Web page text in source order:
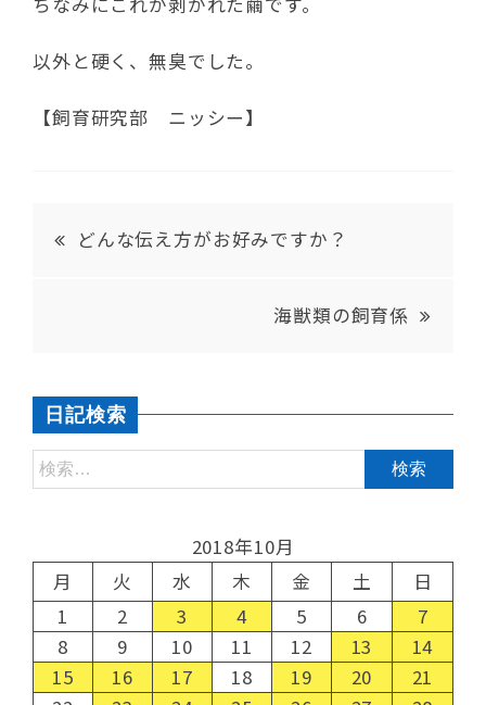
以外と硬く、無臭でした。
【飼育研究部 ニッシー】
どんな伝え方がお好みですか？
海獣類の飼育係
日記検索
2018年10月
月
火 水 木 金 土
日
1
2 3 4 5 6
7
8
9 10 11 12 13
14
15
16 17 18 19 20
21